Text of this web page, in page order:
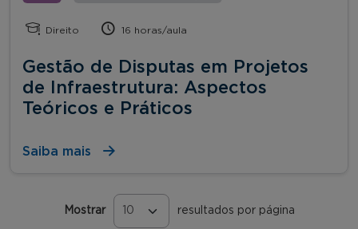
Direito 16 horas/aula
Gestão de Disputas em Projetos
de Infraestrutura: Aspectos
Teóricos e Práticos
Saiba mais
Mostrar resultados por página